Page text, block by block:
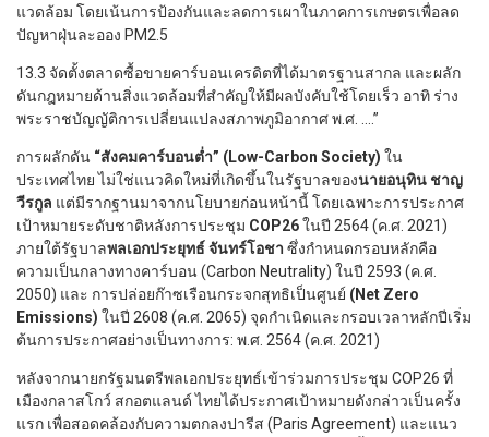
แวดล้อม โดยเน้นการป้องกันและลดการเผาในภาคการเกษตรเพื่อลด
ปัญหาฝุ่นละออง PM2.5
13.3 จัดตั้งตลาดซื้อขายคาร์บอนเครดิตที่ได้มาตรฐานสากล และผลัก
ดันกฎหมายด้านสิ่งแวดล้อมที่สำคัญให้มีผลบังคับใช้โดยเร็ว อาทิ ร่าง
พระราชบัญญัติการเปลี่ยนแปลงสภาพภูมิอากาศ พ.ศ. ….”
การผลักดัน “สังคมคาร์บอนต่ำ” (Low-Carbon Society) ใน
ประเทศไทย ไม่ใช่แนวคิดใหม่ที่เกิดขึ้นในรัฐบาลของนายอนุทิน ชาญ
วีรกูล แต่มีรากฐานมาจากนโยบายก่อนหน้านี้ โดยเฉพาะการประกาศ
เป้าหมายระดับชาติหลังการประชุม COP26ในปี 2564 (ค.ศ. 2021)
ภายใต้รัฐบาลพลเอกประยุทธ์ จันทร์โอชา ซึ่งกำหนดกรอบหลักคือ
ความเป็นกลางทางคาร์บอน (Carbon Neutrality) ในปี 2593 (ค.ศ.
2050) และ การปล่อยก๊าซเรือนกระจกสุทธิเป็นศูนย์ (Net Zero
Emissions) ในปี 2608 (ค.ศ. 2065) จุดกำเนิดและกรอบเวลาหลักปีเริ่ม
ต้นการประกาศอย่างเป็นทางการ: พ.ศ. 2564 (ค.ศ. 2021)
หลังจากนายกรัฐมนตรีพลเอกประยุทธ์เข้าร่วมการประชุม COP26 ที่
เมืองกลาสโกว์ สกอตแลนด์ ไทยได้ประกาศเป้าหมายดังกล่าวเป็นครั้ง
แรก เพื่อสอดคล้องกับความตกลงปารีส (Paris Agreement) และแนว